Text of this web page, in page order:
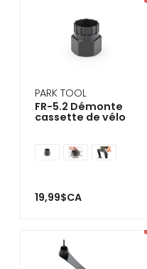
PARK TOOL
FR-5.2 Démonte
cassette de vélo
19,99$CA